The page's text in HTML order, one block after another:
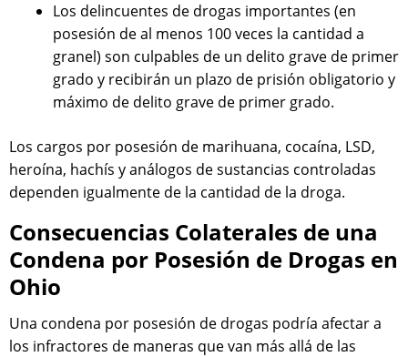
Los delincuentes de drogas importantes (en
posesión de al menos 100 veces la cantidad a
granel) son culpables de un delito grave de primer
grado y recibirán un plazo de prisión obligatorio y
máximo de delito grave de primer grado.
Los cargos por posesión de marihuana, cocaína, LSD,
heroína, hachís y análogos de sustancias controladas
dependen igualmente de la cantidad de la droga.
Consecuencias Colaterales de una
Condena por Posesión de Drogas en
Ohio
Una condena por posesión de drogas podría afectar a
los infractores de maneras que van más allá de las